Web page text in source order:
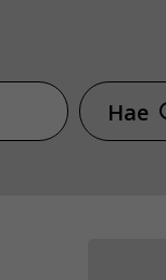
Hae